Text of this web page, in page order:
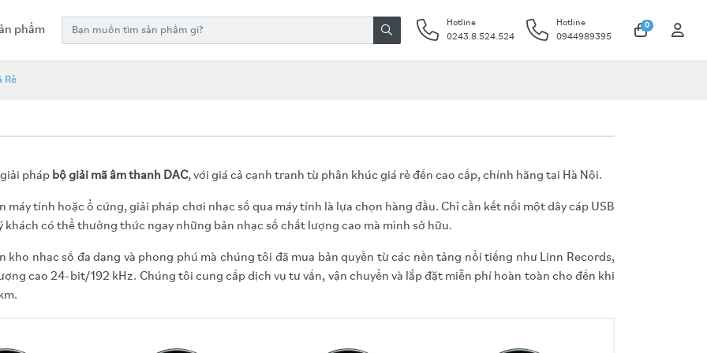
phẩm
Hotline
0243.8.524.524
Hotline
0944989395
0
Rẻ
pháp bộ giải mã âm thanh DAC, với giá cả cạnh tranh từ phân khúc giá rẻ đến cao cấp, chính hãng tại Hà Nội.
tính hoặc ổ cứng, giải pháp chơi nhạc số qua máy tính là lựa chọn hàng đầu. Chỉ cần kết nối một dây cáp USB
có thể thưởng thức ngay những bản nhạc số chất lượng cao mà mình sở hữu.
kho nhạc số đa dạng và phong phú mà chúng tôi đã mua bản quyền từ các nền tảng nổi tiếng như Linn Records,
cao 24-bit/192 kHz. Chúng tôi cung cấp dịch vụ tư vấn, vận chuyển và lắp đặt miễn phí hoàn toàn cho đến khi